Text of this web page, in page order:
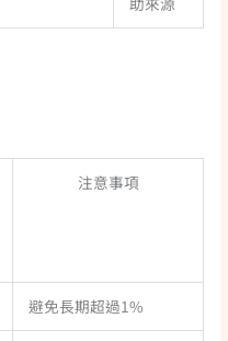
注意事項
避免長期超過1%